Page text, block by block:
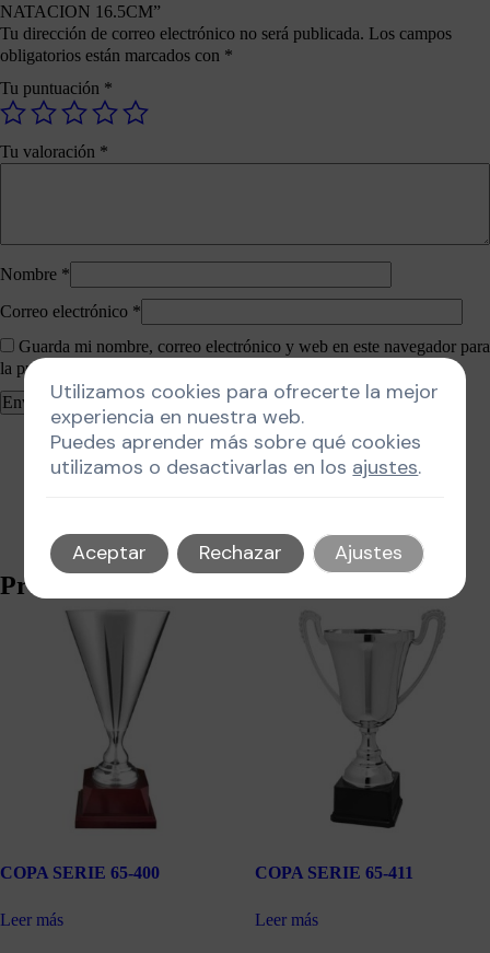
NATACION 16.5CM”
Tu dirección de correo electrónico no será publicada. Los campos
obligatorios están marcados con *
Tu puntuación *
Tu valoración *
Nombre *
Correo electrónico *
Guarda mi nombre, correo electrónico y web en este navegador para
la próxima vez que comente.
Productos relacionados
COPA SERIE 65-400
Leer más
COPA SERIE 65-411
Leer más
Utilizamos cookies para ofrecerte la mejor
experiencia en nuestra web.
Puedes aprender más sobre qué cookies
utilizamos o desactivarlas en los ajustes.
Aceptar Rechazar Ajustes